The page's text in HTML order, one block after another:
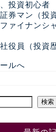
投資初心者
券マン（投
ァイナンシ
役員（投資
ルへ
検索